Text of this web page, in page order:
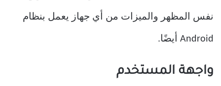
نفس المظهر والميزات من أي جهاز يعمل بنظام
Android أيضًا.
واجهة المستخدم